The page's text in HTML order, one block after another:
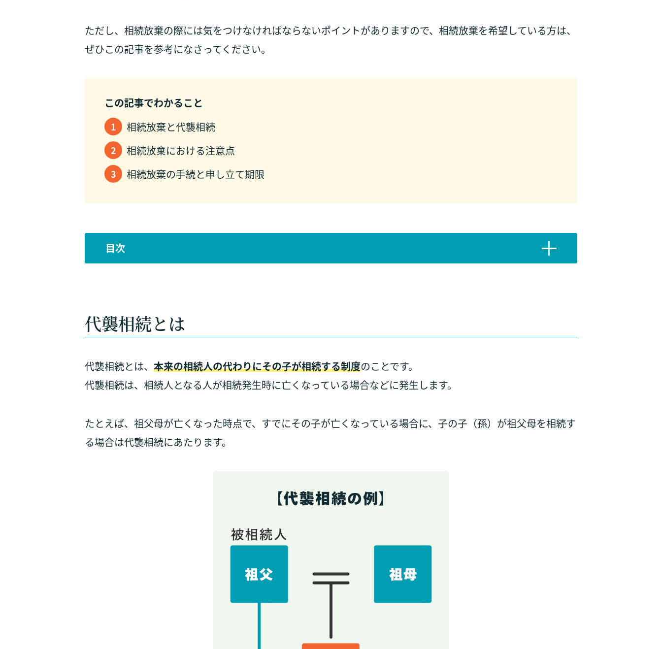
ただし、相続放棄の際には気をつけなければならないポイントがありますので、相続放棄を希望している方は、
ぜひこの記事を参考になさってください。
この記事でわかること
相続放棄と代襲相続
相続放棄における注意点
相続放棄の手続と申し立て期限
目次
代襲相続とは
代襲相続とは、 本来の相続人の代わりにその子が相続する制度のことです。
代襲相続は、相続人となる人が相続発生時に亡くなっている場合などに発生します。
たとえば、祖父母が亡くなった時点で、すでにその子が亡くなっている場合に、子の子（孫）が祖父母を相続す
る場合は代襲相続にあたります。